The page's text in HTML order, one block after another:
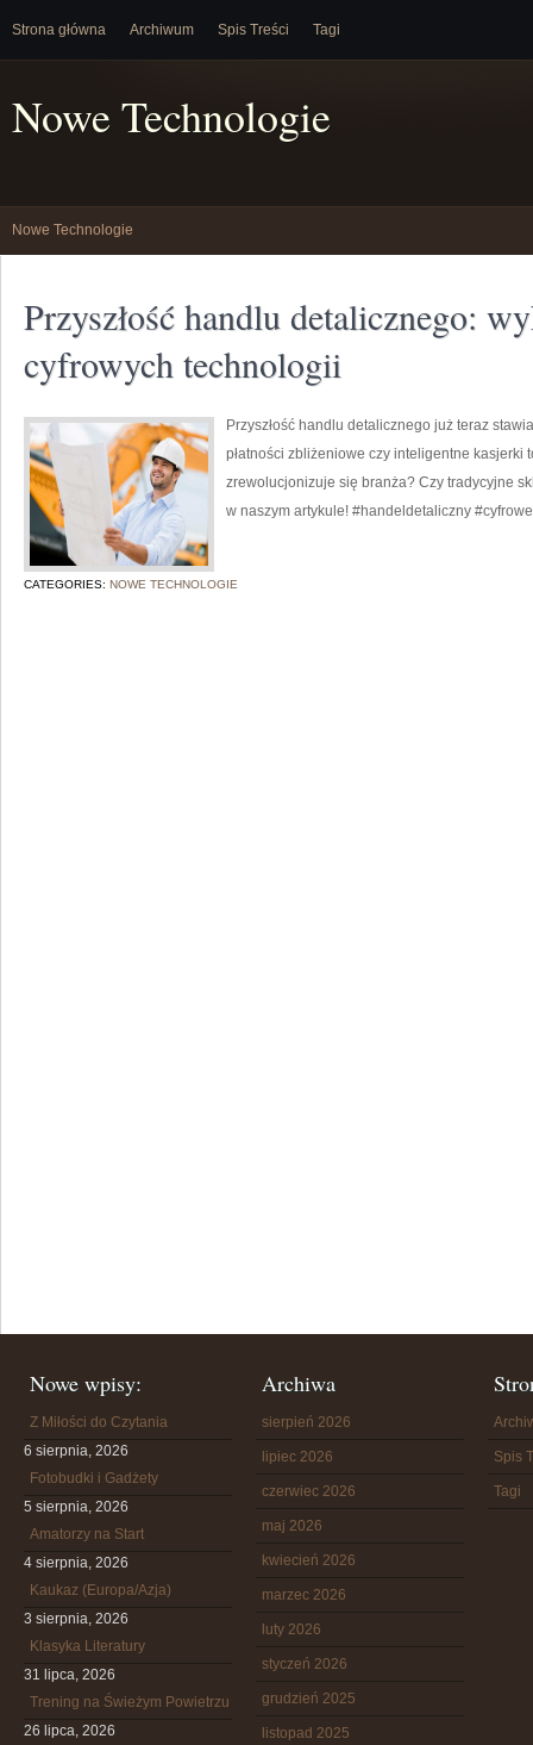
Strona główna Archiwum Spis Treści Tagi
Nowe Technologie
Nowe Technologie
Przyszłość handlu detalicznego:
cyfrowych technologii
Przyszłość handlu detalicznego już teraz
płatności zbliżeniowe czy inteligentne kasjerki
zrewolucjonizuje się branża? Czy tradycyjne
w naszym artykule! #handeldetaliczny
CATEGORIES: NOWE TECHNOLOGIE
Nowe wpisy:
Z Miłości do Czytania
6 sierpnia, 2026
Fotobudki i Gadżety
5 sierpnia, 2026
Amatorzy na Start
4 sierpnia, 2026
Kaukaz (Europa/Azja)
3 sierpnia, 2026
Klasyka Literatury
31 lipca, 2026
Trening na Świeżym Powietrzu
26 lipca, 2026
Archiwa
sierpień 2026
lipiec 2026
czerwiec 2026
maj 2026
kwiecień 2026
marzec 2026
luty 2026
styczeń 2026
grudzień 2025
listopad 2025
Spis
Tagi